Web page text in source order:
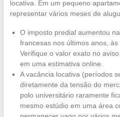
locativa. Em um pequeno
representar vários meses de
O imposto predial aumentou
francesas nos últimos anos,
Verifique o valor exato no
em uma estimativa online.
A vacância locativa (períodos
diretamente da tensão do
polo universitário raramente
mesmo estúdio em uma área